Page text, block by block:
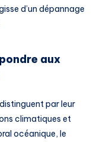
d’un dépannage
aux
par leur
climatiques et
océanique, le